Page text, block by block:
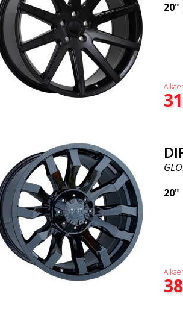
20"
20"